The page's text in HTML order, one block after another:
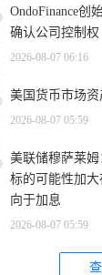
OndoFinance创
确认公司控制权
2026-08-07 06:16
美国货币市场
2026-08-07 05:59
美联储穆萨莱
标的可能性加
向于加息
2026-08-07 05:59